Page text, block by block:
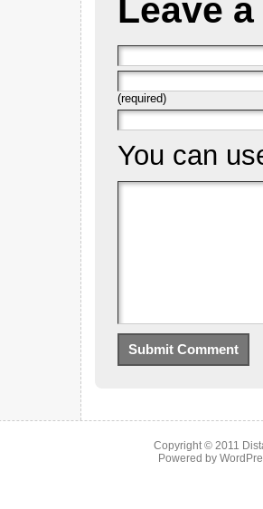
Leave
(required)
You can
Copyright © 2011
Powered by